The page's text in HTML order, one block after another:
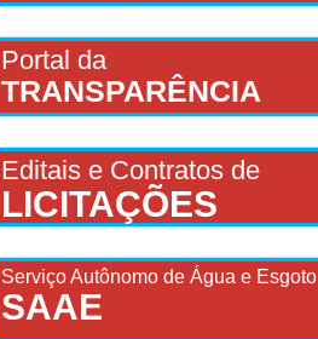
Portal da
TRANSPARÊNCIA
Editais e Contratos de
LICITAÇÕES
Serviço Autônomo de Água e Esgoto
SAAE